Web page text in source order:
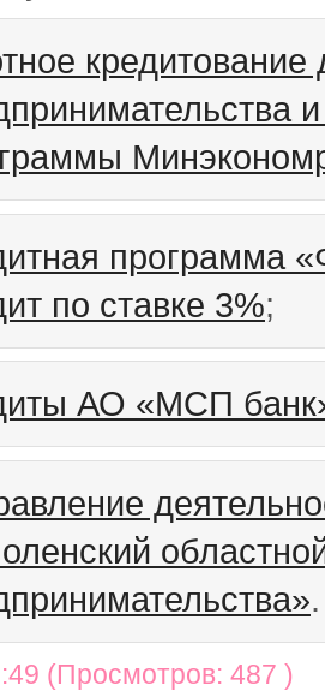
программа
по ставке 3%;
АО «МСП
.
(Просмотров: 487 )